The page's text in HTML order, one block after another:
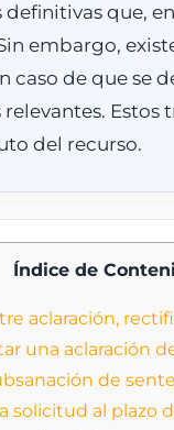
definitivas que,
embargo,
caso de que se
Estos
del recurso.
Índice de
aclaración,
una aclaración
de
solicitud al plazo